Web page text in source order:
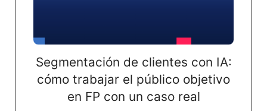
Segmentación de clientes con IA:
cómo trabajar el público objetivo
en FP con un caso real